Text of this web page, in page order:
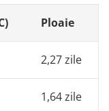
Ploaie
2,27 zile
1,64 zile